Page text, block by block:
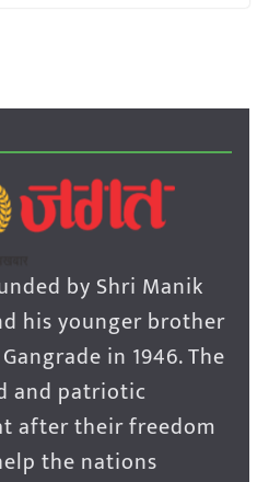
by Shri Manik
his younger brother
in 1946. The
and patriotic
after their freedom
the nations